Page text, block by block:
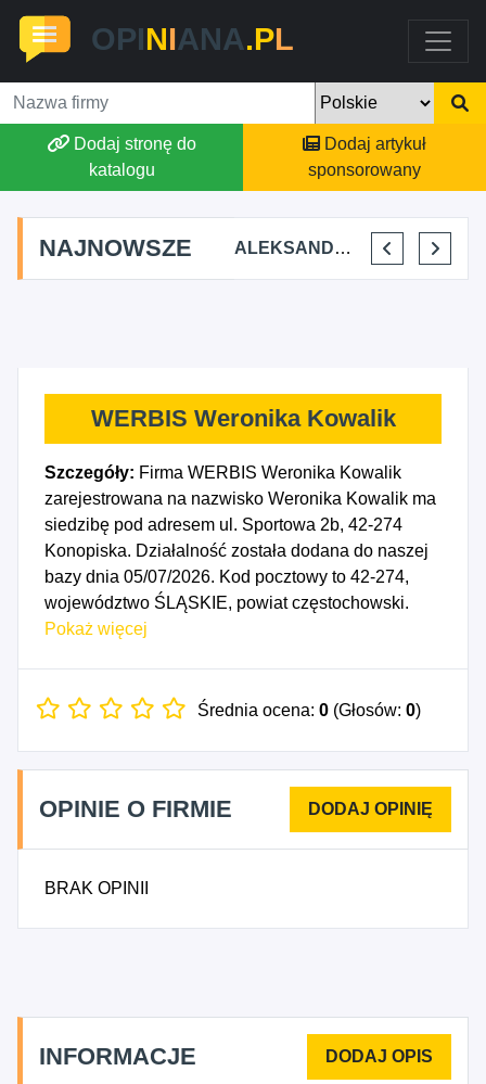
OPINIANA.PL
Dodaj stronę do
katalogu
Dodaj artykuł
sponsorowany
NAJNOWSZE
STAJNIA TERAPEUTYCZNA CHRUŚNIAK ADRIANA SOJKA ALEKSANDAR MITREV
WERBIS Weronika Kowalik
Szczegóły: Firma WERBIS Weronika Kowalik
zarejestrowana na nazwisko Weronika Kowalik ma
siedzibę pod adresem ul. Sportowa 2b, 42-274
Konopiska. Działalność została dodana do naszej
bazy dnia 05/07/2026. Kod pocztowy to 42-274,
województwo ŚLĄSKIE, powiat częstochowski.
Numer Identyfikacji Podatkowej NIP to
Data rozpoczęcia działalności gospodarczej
indziej niesklasyfikowana, 4778Z - Sprzedaż
detaliczna pozostałych nowych wyrobów
prowadzona w wyspecjalizowanych sklepach,
indziej niesklasyfikowana.
Pokaż więcej
Średnia ocena: 0 (Głosów: 0)
OPINIE O FIRMIE
BRAK OPINII
INFORMACJE